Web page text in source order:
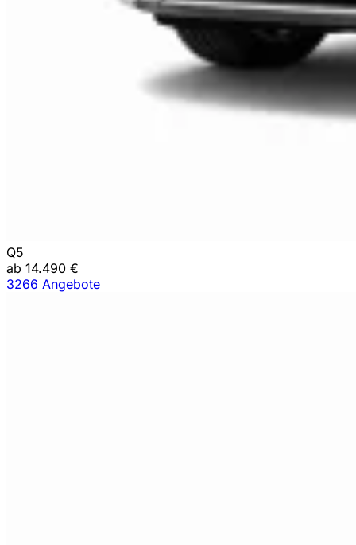
Q5
ab 14.490 €
3266 Angebote